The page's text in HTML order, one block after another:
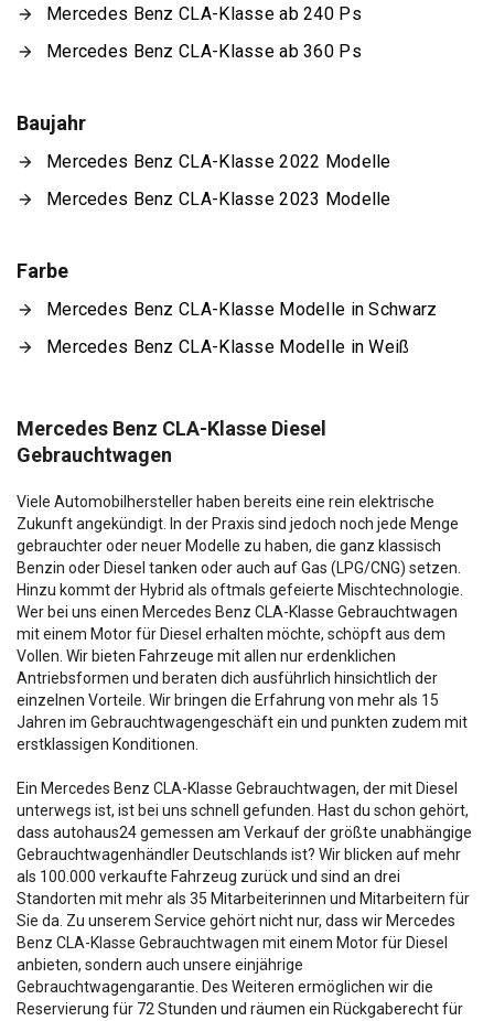
Mercedes Benz CLA-Klasse ab 240 Ps
Mercedes Benz CLA-Klasse ab 360 Ps
Baujahr
Mercedes Benz CLA-Klasse 2022 Modelle
Mercedes Benz CLA-Klasse 2023 Modelle
Farbe
Mercedes Benz CLA-Klasse Modelle in Schwarz
Mercedes Benz CLA-Klasse Modelle in Weiß
Mercedes Benz CLA-Klasse Diesel
Gebrauchtwagen
Viele Automobilhersteller haben bereits eine rein elektrische
Zukunft angekündigt. In der Praxis sind jedoch noch jede Menge
gebrauchter oder neuer Modelle zu haben, die ganz klassisch
Benzin oder Diesel tanken oder auch auf Gas (LPG/CNG) setzen.
Hinzu kommt der Hybrid als oftmals gefeierte Mischtechnologie.
Wer bei uns einen Mercedes Benz CLA-Klasse Gebrauchtwagen
mit einem Motor für Diesel erhalten möchte, schöpft aus dem
Vollen. Wir bieten Fahrzeuge mit allen nur erdenklichen
Antriebsformen und beraten dich ausführlich hinsichtlich der
einzelnen Vorteile. Wir bringen die Erfahrung von mehr als 15
Jahren im Gebrauchtwagengeschäft ein und punkten zudem mit
erstklassigen Konditionen.
Ein Mercedes Benz CLA-Klasse Gebrauchtwagen, der mit Diesel
unterwegs ist, ist bei uns schnell gefunden. Hast du schon gehört,
dass autohaus24 gemessen am Verkauf der größte unabhängige
Gebrauchtwagenhändler Deutschlands ist? Wir blicken auf mehr
als 100.000 verkaufte Fahrzeug zurück und sind an drei
Standorten mit mehr als 35 Mitarbeiterinnen und Mitarbeitern für
Sie da. Zu unserem Service gehört nicht nur, dass wir Mercedes
Benz CLA-Klasse Gebrauchtwagen mit einem Motor für Diesel
anbieten, sondern auch unsere einjährige
Gebrauchtwagengarantie. Des Weiteren ermöglichen wir die
Reservierung für 72 Stunden und räumen ein Rückgaberecht für